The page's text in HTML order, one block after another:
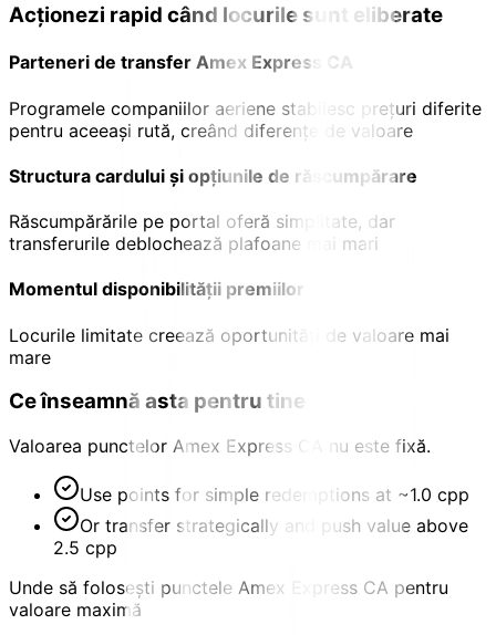
Acționezi rapid când locurile sunt eliberate
Parteneri de transfer Amex Express CA
Programele companiilor aeriene stabilesc prețuri diferite
pentru aceeași rută, creând diferențe de valoare
Structura cardului și opțiunile de răscumpărare
Răscumpărările pe portal oferă simplitate, dar
transferurile deblochează plafoane mai mari
Momentul disponibilității premiilor
Locurile limitate creează oportunități de valoare mai
mare
Ce înseamnă asta pentru tine
Valoarea punctelor Amex Express CA nu este fixă.
Use points for simple redemptions at ~1.0 cpp
Or transfer strategically and push value above
2.5 cpp
Unde să folosești punctele Amex Express CA pentru
valoare maximă